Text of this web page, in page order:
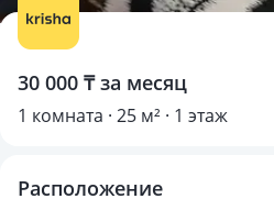
30 000 ₸ за месяц
1 комната · 25 м² · 1 этаж
Расположение